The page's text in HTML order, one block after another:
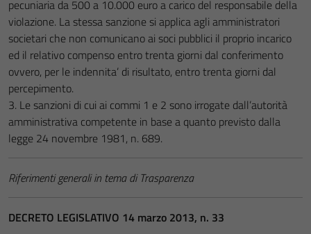
pecuniaria da 500 a 10.000 euro a carico del responsabile della
violazione. La stessa sanzione si applica agli amministratori
societari che non comunicano ai soci pubblici il proprio incarico
ed il relativo compenso entro trenta giorni dal conferimento
ovvero, per le indennita’ di risultato, entro trenta giorni dal
percepimento.
3. Le sanzioni di cui ai commi 1 e 2 sono irrogate dall’autorità
amministrativa competente in base a quanto previsto dalla
legge 24 novembre 1981, n. 689.
Riferimenti generali in tema di Trasparenza
DECRETO LEGISLATIVO 14 marzo 2013, n. 33